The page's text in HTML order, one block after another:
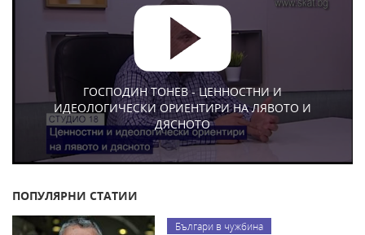
ГОСПОДИН ТОНЕВ - ЦЕННОСТНИ И
ИДЕОЛОГИЧЕСКИ ОРИЕНТИРИ НА ЛЯВОТО И
ДЯСНОТО
ПОПУЛЯРНИ СТАТИИ
Българи в чужбина